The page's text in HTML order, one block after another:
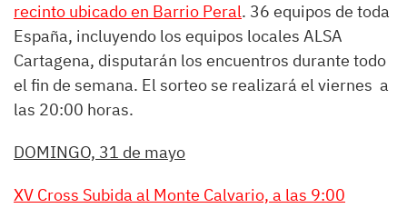
recinto ubicado en Barrio Peral. 36 equipos de toda
España, incluyendo los equipos locales ALSA
Cartagena, disputarán los encuentros durante todo
el fin de semana. El sorteo se realizará el viernes a
las 20:00 horas.
DOMINGO, 31 de mayo
XV Cross Subida al Monte Calvario, a las 9:00